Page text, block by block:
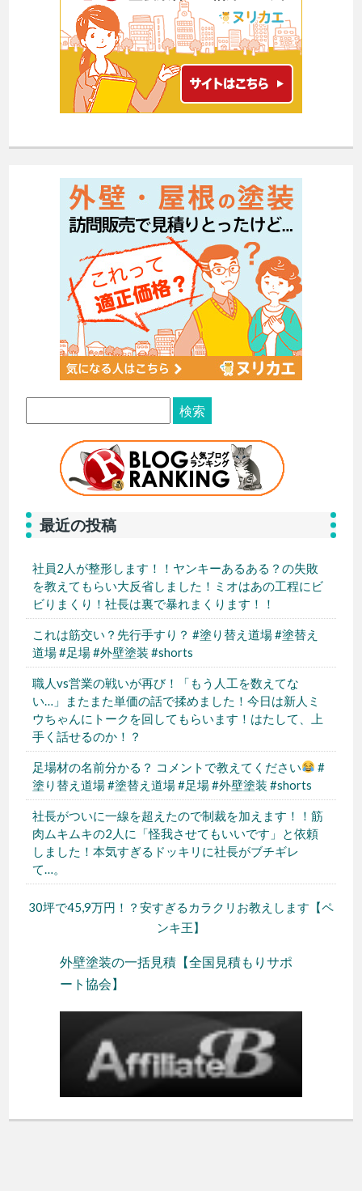
最近の投稿
社員2人が整形します！！ヤンキーあるある？の失敗
を教えてもらい大反省しました！ミオはあの工程にビ
ビりまくり！社長は裏で暴れまくります！！
これは筋交い？先行手すり？ #塗り替え道場 #塗替え
道場 #足場 #外壁塗装 #shorts
職人vs営業の戦いが再び！「もう人工を数えてな
い…」またまた単価の話で揉めました！今日は新人ミ
ウちゃんにトークを回してもらいます！はたして、上
手く話せるのか！？
足場材の名前分かる？ コメントで教えてください
#
塗り替え道場 #塗替え道場 #足場 #外壁塗装 #shorts
社長がついに一線を超えたので制裁を加えます！！筋
肉ムキムキの2人に「怪我させてもいいです」と依頼
しました！本気すぎるドッキリに社長がブチギレ
て…。
30坪で45,9万円！？安すぎるカラクリお教えします【ペ
ンキ王】
外壁塗装の一括見積【全国見積もりサポ
ート協会】